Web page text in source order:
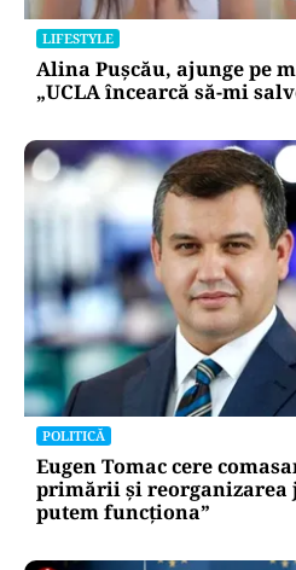
LIFESTYLE
Alina Pușcău, ajunge pe
„UCLA încearcă să-mi
POLITICĂ
Eugen Tomac cere
primării și reorganizarea
putem funcționa”